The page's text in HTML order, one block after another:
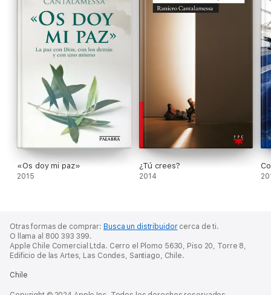
«Os doy mi paz»
2015
¿Tú crees?
2014
Otras formas de comprar: Busca un distribuidorcerca de ti.
O llama al 800 393 399.
Apple Chile Comercial Ltda. Cerro el Plomo 5630, Piso 20, Torre 8,
Edificio de las Artes, Las Condes, Santiago, Chile.
Chile